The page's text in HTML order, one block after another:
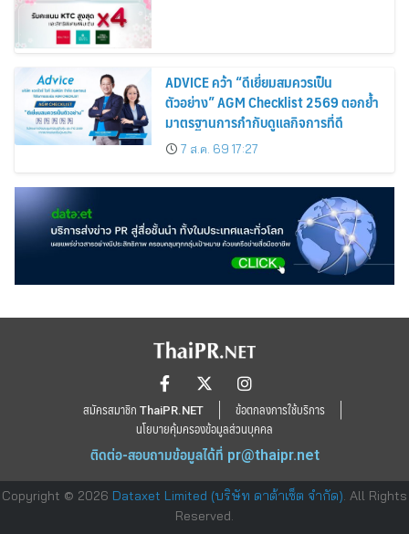
ADVICE คว้า “ดีเยี่ยมสมควรเป็น
ตัวอย่าง” AGM Checklist 2569 ตอกย้ำ
มาตรฐานการกำกับดูแลกิจการที่ดี
7 ส.ค. 69 17:27
สมัครสมาชิก ThaiPR.NET
ข้อตกลงการใช้บริการ
นโยบายคุ้มครองข้อมูลส่วนบุคคล
ติดต่อ-สอบถามข้อมูลได้ที่ pr@thaipr.net
Copyright © 2026 Dataxet Limited (บริษัท ดาต้าเซ็ต จำกัด). All Rights
Reserved.